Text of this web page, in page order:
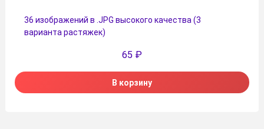
36 изображений в .JPG высокого качества (3
варианта растяжек)
65 ₽
В корзину